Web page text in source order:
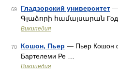
69 Гладзорский университет —
Գլաձորի համալսարան Год
Википедия
70 Кошон, Пьер — Пьер Кошон
Бартелеми Ре …
Википедия